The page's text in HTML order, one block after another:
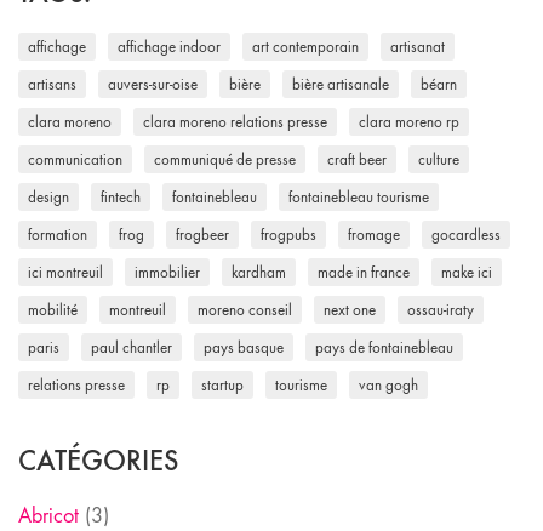
affichage affichage indoor art contemporain artisanat
artisans auvers-sur-oise bière bière artisanale béarn
clara moreno clara moreno relations presse clara moreno rp
communication communiqué de presse craft beer culture
design fintech fontainebleau fontainebleau tourisme
formation frog frogbeer frogpubs fromage gocardless
ici montreuil immobilier kardham made in france make ici
mobilité montreuil moreno conseil next one ossau-iraty
paris paul chantler pays basque pays de fontainebleau
relations presse rp startup tourisme van gogh
CATÉGORIES
Abricot (3)